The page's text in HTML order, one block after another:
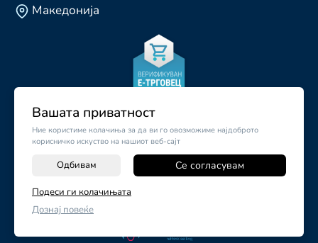
Вашата приватност
Ние користиме колачиња за да ви го овозможиме најдоброто
корисничко искуство на нашиот веб-сајт
Одбивам Се согласувам
Подеси ги колачињата
Дознај повеќе
+
Македонија
©2026
Поставки за колачиња